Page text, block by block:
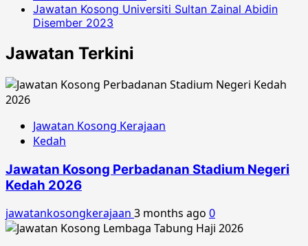
Jawatan Kosong Universiti Sultan Zainal Abidin
Disember 2023
Jawatan Terkini
Jawatan Kosong Kerajaan
Kedah
Jawatan Kosong Perbadanan Stadium Negeri
Kedah 2026
jawatankosongkerajaan 3 months ago 0